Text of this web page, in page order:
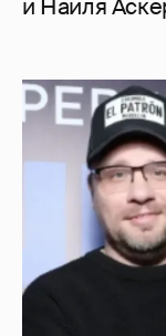
"Ей всё не
дочери от